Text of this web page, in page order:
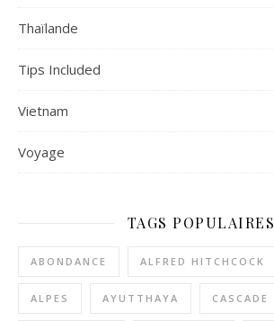
Thaïlande
Tips Included
Vietnam
Voyage
TAGS POPULAIRES
ABONDANCE ALFRED HITCHCOCK
ALPES AYUTTHAYA CASCADE